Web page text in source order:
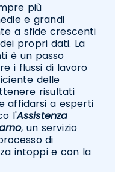
più
e grandi
a sfide crescenti
propri dati. La
è un passo
i flussi di lavoro
delle
risultati
affidarsi a esperti
l'Assistenza
, un servizio
di
intoppi e con la